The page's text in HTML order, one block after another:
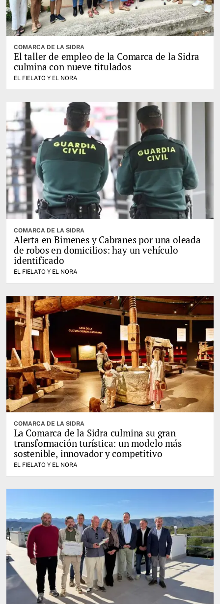
COMARCA DE LA SIDRA
El taller de empleo de la Comarca de la Sidra
culmina con nueve titulados
EL FIELATO Y EL NORA
COMARCA DE LA SIDRA
Alerta en Bimenes y Cabranes por una oleada
de robos en domicilios: hay un vehículo
identificado
EL FIELATO Y EL NORA
COMARCA DE LA SIDRA
La Comarca de la Sidra culmina su gran
transformación turística: un modelo más
sostenible, innovador y competitivo
EL FIELATO Y EL NORA